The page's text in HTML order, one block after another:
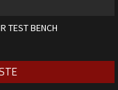
TEST BENCH